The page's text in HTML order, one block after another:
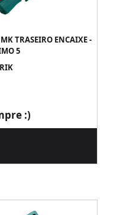
TRASEIRO ENCAIXE -
5
:)